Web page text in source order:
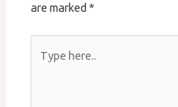
are marked*
here..